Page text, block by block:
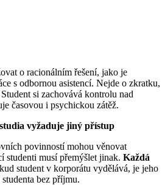
o racionálním řešení, jako je
s odbornou asistencí. Nejde o zkratku,
si zachovává kontrolu nad
časovou i psychickou zátěž.
vyžaduje jiný přístup
povinností mohou věnovat
studenti musí přemýšlet jinak. Každá
student v korporátu vydělává, je jeho
bez příjmu.